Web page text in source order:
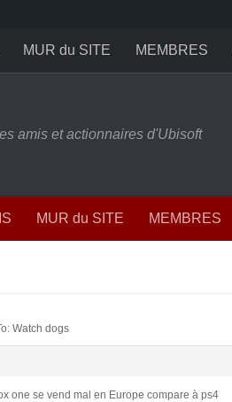
MUR du SITE MEMBRES
amis et actionnaires d'Ubisoft
MUR du SITE MEMBRES
Watch dogs
one se vend mal en Europe compare à ps4